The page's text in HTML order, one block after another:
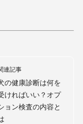
連記事
の健康診断は何を
ければいい？オプ
ョン検査の内容と